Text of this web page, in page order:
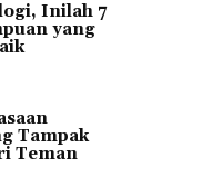
Inilah 7
yang
Tampak
Teman